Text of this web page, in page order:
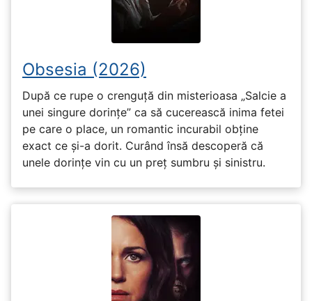
Obsesia (2026)
După ce rupe o crenguță din misterioasa „Salcie a
unei singure dorințe” ca să cucerească inima fetei
pe care o place, un romantic incurabil obține
exact ce și-a dorit. Curând însă descoperă că
unele dorințe vin cu un preț sumbru și sinistru.